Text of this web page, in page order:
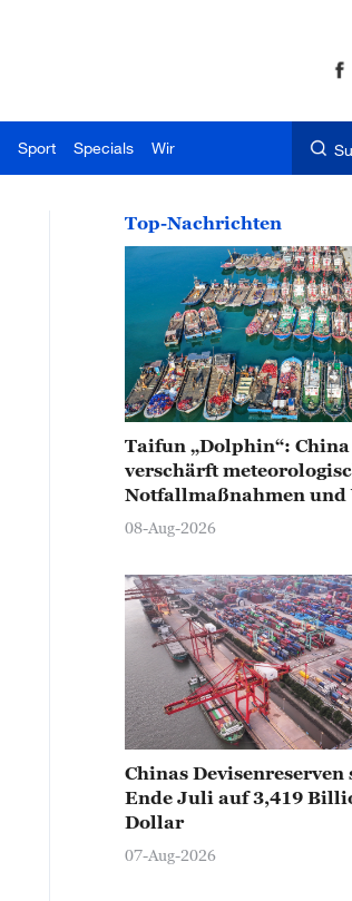
Sport Specials Wir
Top-Nachrichten
Taifun „Dolphin“: China
verschärft
Notfallmaßnahmen und
08-Aug-2026
Chinas Devisenreserven
Ende Juli auf 3,419
Dollar
07-Aug-2026